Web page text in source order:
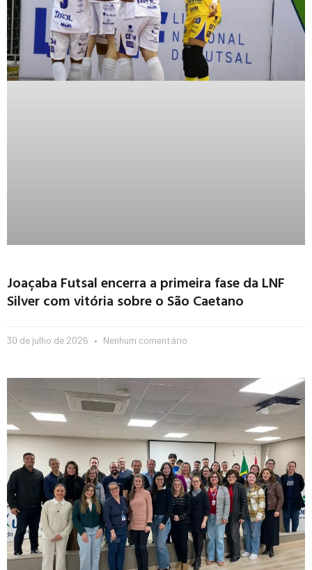
Joaçaba Futsal encerra a primeira fase da LNF
Silver com vitória sobre o São Caetano
30 de julho de 2026 Nenhum comentário